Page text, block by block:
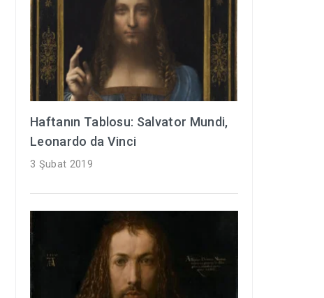
Haftanın Tablosu: Salvator Mundi,
Leonardo da Vinci
3 Şubat 2019